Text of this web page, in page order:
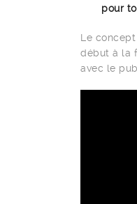
pour
Le
début à la
avec le